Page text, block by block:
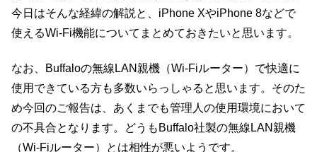
今日はそんな経緯の解説と、iPhone XやiPhone 8などで
使えるWi-Fi機能についてまとめておきたいと思います。
なお、Buffaloの無線LAN親機（Wi-Fiルーター）で快適に
使用できている方も多数いらっしゃると思います。そのた
め今回のご報告は、あくまでも管理人の使用環境において
の不具合となります。どうもBuffalo社製の無線LAN親機
（Wi-Fiルーター）とは相性が悪いようです。